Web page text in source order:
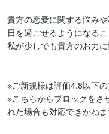
貴方の恋愛に関する悩み
日を過ごせるようになる
私が少しでも貴方のお力に
※ご新規様は評価4.8以下
※こちらからブロックをさ
れた場合も対応できかねま